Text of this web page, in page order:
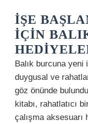
İŞE
İÇIN
Balık burcuna
duygusal ve
göz önünde
kitabı, rahatlatıcı
çalışma aksesuarı